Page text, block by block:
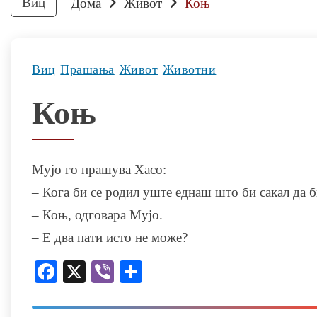
Виц Прашања Живот Животни
Коњ
Мујо го прашува Хасо:
– Кога би се родил уште еднаш што би сакал да
– Коњ, одговара Мујо.
– Е два пати исто не може?
Facebook
X Viber